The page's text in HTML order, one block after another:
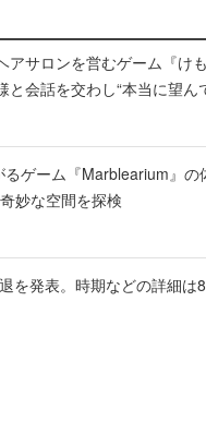
アサロンを営むゲーム『け
会話を交わし“本当に望ん
るゲーム『Marblearium』
妙な空間を探検
を発表。時期などの詳細は